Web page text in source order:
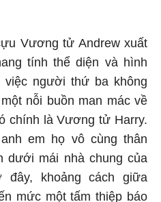
Vương tử Andrew xuất
tính thể diện và hình
người thứ ba không
nỗi buồn man mác về
chính là Vương tử Harry.
em họ vô cùng thân
dưới mái nhà chung của
đây, khoảng cách giữa
mức một tấm thiệp báo